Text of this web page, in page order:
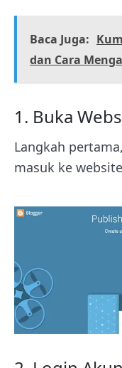
Baca Juga:
dan Cara
1. Buka
Langkah
masuk ke